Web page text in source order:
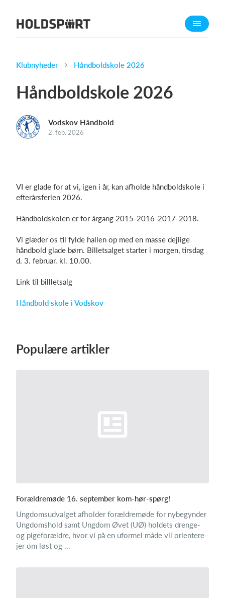
Om Holdsport
Presseomtale
Kalender
Billetsystem
Hvad koster det?
Klubnyheder Håndboldskole 2026
Håndboldskole 2026
Vodskov Håndbold
2. feb. 2026
VI er glade for at vi, igen i år, kan afholde håndboldskole i
efterårsferien 2026.
Håndboldskolen er for årgang 2015-2016-2017-2018.
Vi glæder os til fylde hallen op med en masse dejlige
håndbold glade børn. Billetsalget starter i morgen, tirsdag
d. 3. februar. kl. 10.00.
Link til billletsalg
Håndbold skole i Vodskov
Populære artikler
Forældremøde 16. september kom-hør-spørg!
Ungdomsudvalget afholder forældremøde for nybegynder
Ungdomshold samt Ungdom Øvet (UØ) holdets drenge-
og pigeforældre, hvor vi på en uformel måde vil orientere
jer om løst og ...